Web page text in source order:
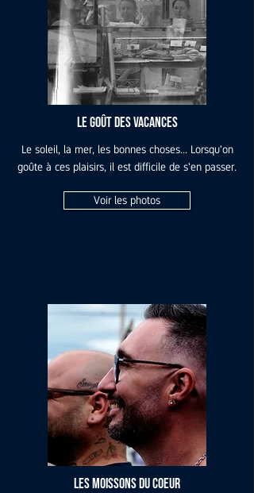
Le goût des vacances
Le soleil, la mer, les bonnes choses... Lorsqu'on
goûte à ces plaisirs, il est difficile de s'en passer.
Voir les photos
Les Moissons du Coeur